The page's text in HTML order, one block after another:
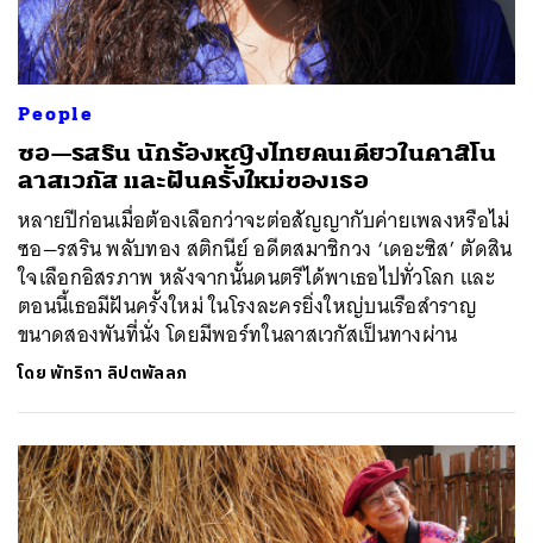
People
ซอ—รสริน นักร้องหญิงไทยคนเดียวในคาสิโน
ลาสเวกัส และฝันครั้งใหม่ของเธอ
หลายปีก่อนเมื่อต้องเลือกว่าจะต่อสัญญากับค่ายเพลงหรือไม่
ซอ—รสริน พลับทอง สติกนีย์ อดีตสมาชิกวง ‘เดอะซิส’ ตัดสิน
ใจเลือกอิสรภาพ หลังจากนั้นดนตรีได้พาเธอไปทั่วโลก และ
ตอนนี้เธอมีฝันครั้งใหม่ ในโรงละครยิ่งใหญ่บนเรือสำราญ
ขนาดสองพันที่นั่ง โดยมีพอร์ทในลาสเวกัสเป็นทางผ่าน
โดยพัทริกา ลิปตพัลลภ
ค้นหา
SHARE TWEET LINE EMAIL